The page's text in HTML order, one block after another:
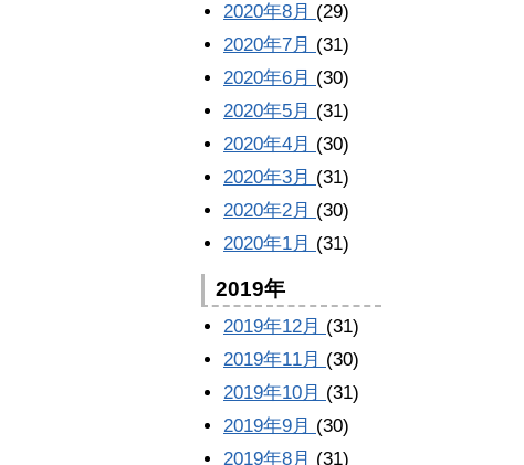
2020年8月 (29)
2020年7月 (31)
2020年6月 (30)
2020年5月 (31)
2020年4月 (30)
2020年3月 (31)
2020年2月 (30)
2020年1月 (31)
2019年
2019年12月 (31)
2019年11月 (30)
2019年10月 (31)
2019年9月 (30)
2019年8月 (31)